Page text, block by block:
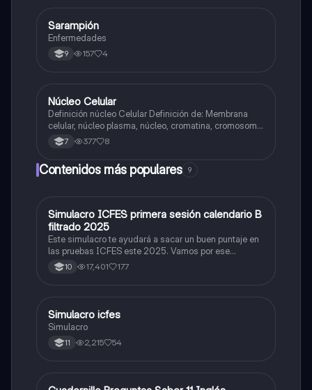
Biologia
Sarampión
Enfermedades
9 157 4
Biologia
Núcleo Celular
Definición núcleo Celular Definición de: Membrana
celular, núcleo plasma, núcleo, cromatina, cromosoma
Interfase Fases de la interfase
7 377 8
Contenidos más populares 9
ICFES: Matemáticas
Simulacro ICFES primera sesión calendario B
filtrado 2025
Este simulacro te ayudará a sacar un buen puntaje en
las pruebas ICFES este 2025. Vamos por ese
500/500. Y poder ser admitido en la universidad que
quieras, estudiar la carrera que quieres y no la que te
10 17,401 177
ICFES: Lectura Crítica
Simulacro icfes
Simulacro
11 2,215 54